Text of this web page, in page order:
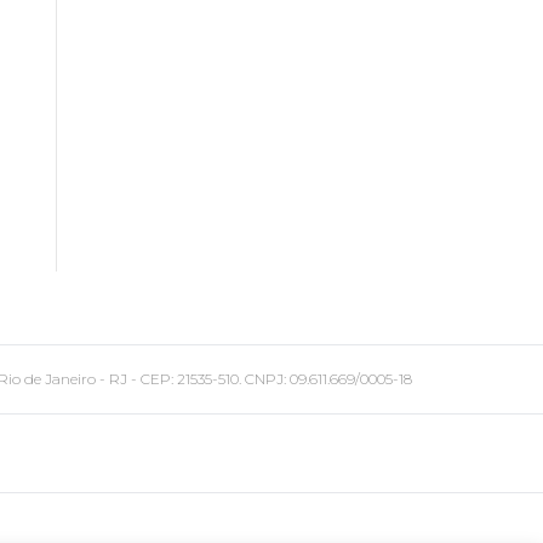
Janeiro - RJ - CEP: 21535-510. CNPJ: 09.611.669/0005-18